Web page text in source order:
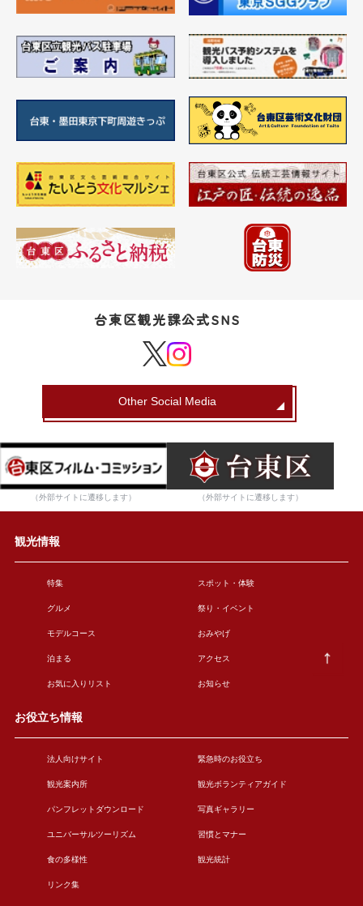
台東区観光課公式SNS
Other Social Media
（外部サイトに遷移します） （外部サイトに遷移します）
観光情報
特集 スポット・体験
グルメ 祭り・イベント
モデルコース おみやげ
泊まる アクセス
お気に入りリスト お知らせ
お役立ち情報
法人向けサイト 緊急時のお役立ち
観光案内所 観光ボランティアガイド
パンフレットダウンロード 写真ギャラリー
ユニバーサルツーリズム 習慣とマナー
食の多様性 観光統計
リンク集